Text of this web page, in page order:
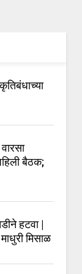
बैठक;
हटवा |
मिसाळ